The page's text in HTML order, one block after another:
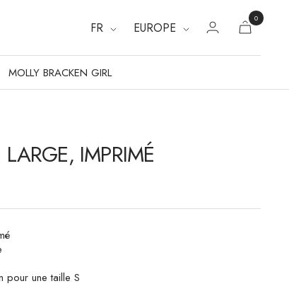
FR EUROPE
0
MOLLY BRACKEN GIRL
IMPRIMÉ
pour une taille S